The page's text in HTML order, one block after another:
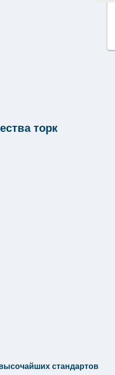
торк
стандартов